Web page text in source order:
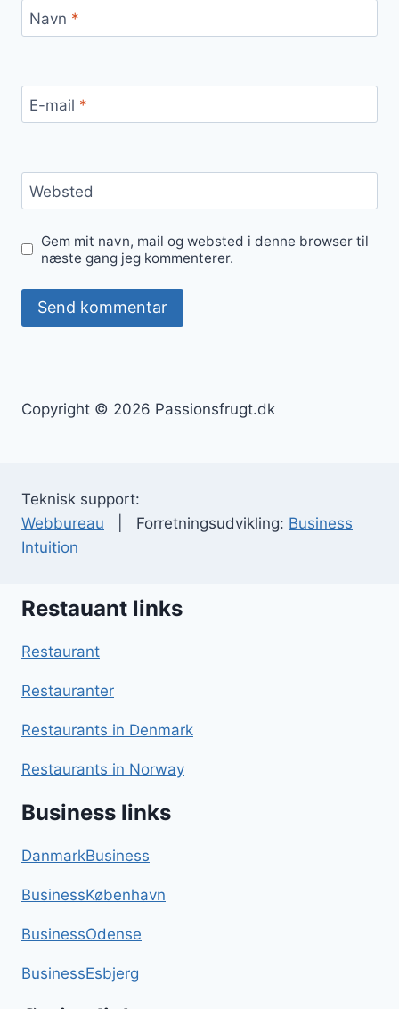
Navn *
E-mail *
Websted
Gem mit navn, mail og websted i denne browser til
næste gang jeg kommenterer.
Copyright © 2026 Passionsfrugt.dk
Teknisk support:
Webbureau | Forretningsudvikling: Business
Intuition
Restauant links
Restaurant
Restauranter
Restaurants in Denmark
Restaurants in Norway
Business links
DanmarkBusiness
BusinessKøbenhavn
BusinessOdense
BusinessEsbjerg